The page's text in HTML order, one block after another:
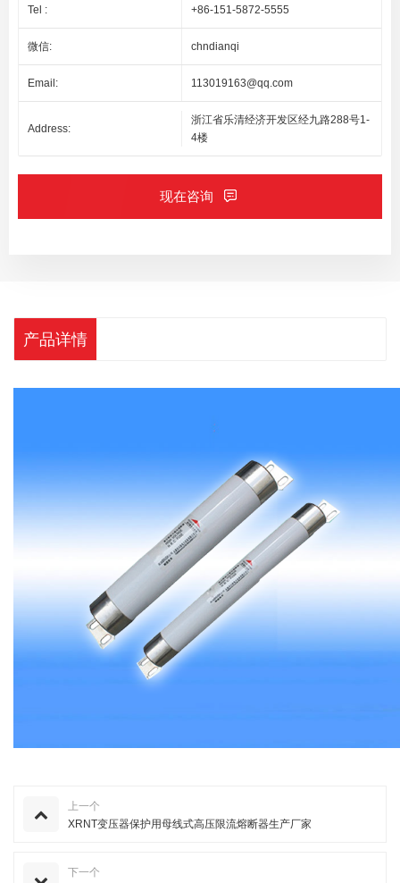
Tel : +86-151-5872-5555
微信: chndianqi
Email: 113019163@qq.com
Address:
浙江省乐清经济开发区经九路288号1-
4楼
现在咨询
产品详情
上一个
XRNT变压器保护用母线式高压限流熔断器生产厂家
下一个